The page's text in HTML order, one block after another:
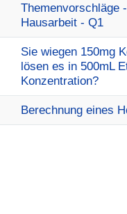
Themenvorschläge
Hausarbeit - Q1
Sie wiegen 150mg
lösen es in 500mL
Konzentration?
Berechnung eines